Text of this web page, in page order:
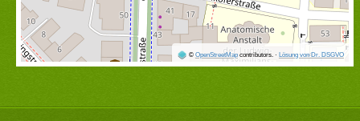
© OpenStreetMapcontributors. · Lösung von Dr. DSGVO